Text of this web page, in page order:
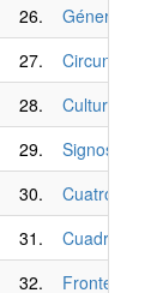
26.
Géneros
27.
28.
Cultura
29.
Signos de
30.
Cuatro
31.
Cuadro
32.
Fronteras